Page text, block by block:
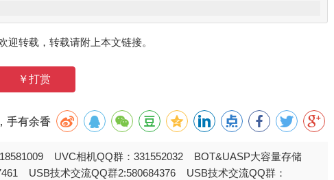
迎转载，转载请附上本文链接。
￥打赏
手有余香
UVC相机QQ群：331552032 BOT&UASP大容量存储
USB技术交流QQ群2:580684376 USB技术交流QQ群：